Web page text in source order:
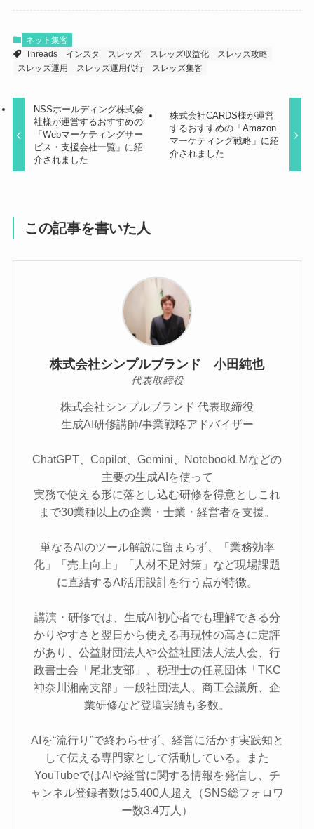
ネット集客
Threads
インスタ スレッズ スレッズ収益化
スレッズ攻略
スレッズ運用
スレッズ運用代行 スレッズ集客
NSSホールディング株式会
社様が運営するおすすめの
「Webマーケティングサー
ビス・支援会社一覧」に紹
介されました
株式会社CARDS様が運営
するおすすめの「Amazon
マーケティング戦略」に紹
介されました
この記事を書いた人
株式会社シンプルブランド 小田純也
代表取締役
株式会社シンプルブランド 代表取締役
生成AI研修講師/事業戦略アドバイザー
ChatGPT、Copilot、Gemini、NotebookLMなどの
主要の生成AIを使って
実務で使える形に落とし込む研修を得意としこれ
まで30業種以上の企業・士業・経営者を支援。
単なるAIのツール解説に留まらず、「業務効率
化」「売上向上」「人材不足対策」など現場課題
に直結するAI活用設計を行う点が特徴。
講演・研修では、生成AI初心者でも理解できる分
かりやすさと翌日から使える再現性の高さに定評
があり、公益財団法人や公益社団法人法人会、行
政書士会「尾北支部」、税理士の任意団体「TKC
神奈川湘南支部」一般社団法人、商工会議所、企
業研修など登壇実績も多数。
AIを“流行り”で終わらせず、経営に活かす実践知と
して伝える専門家として活動している。また
YouTubeではAIや経営に関する情報を発信し、チ
ャンネル登録者数は5,400人超え（SNS総フォロワ
ー数3.4万人）